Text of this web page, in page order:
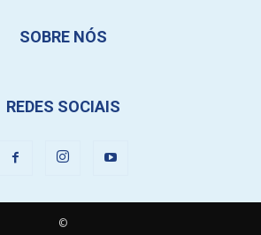
SOBRE NÓS
REDES SOCIAIS
©